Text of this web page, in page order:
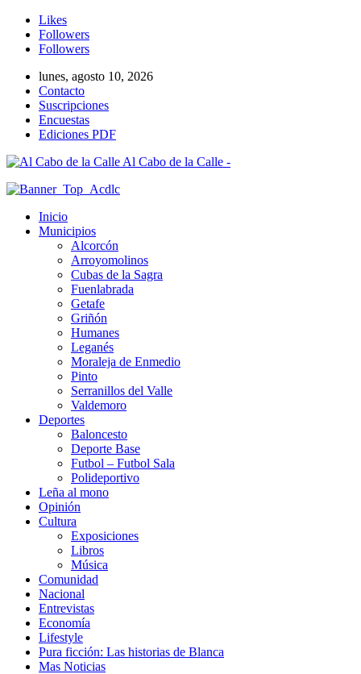
Likes
Followers
Followers
lunes, agosto 10, 2026
Contacto
Suscripciones
Encuestas
Ediciones PDF
Al Cabo de la Calle -
Inicio
Municipios
Alcorcón
Arroyomolinos
Cubas de la Sagra
Fuenlabrada
Getafe
Griñón
Humanes
Leganés
Moraleja de Enmedio
Pinto
Serranillos del Valle
Valdemoro
Deportes
Baloncesto
Deporte Base
Futbol – Futbol Sala
Polideportivo
Leña al mono
Opinión
Cultura
Exposiciones
Libros
Música
Comunidad
Nacional
Entrevistas
Economía
Lifestyle
Pura ficción: Las historias de Blanca
Mas Noticias